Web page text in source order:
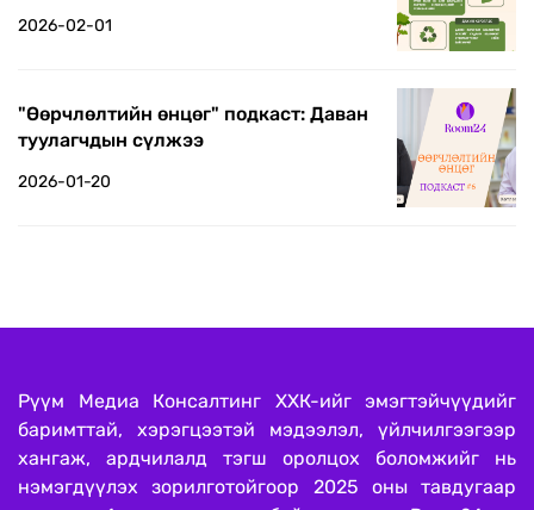
байна
2026-02-01
"Өөрчлөлтийн өнцөг" подкаст: Даван
туулагчдын сүлжээ
2026-01-20
Рүүм Медиа Консалтинг ХХК-ийг эмэгтэйчүүдийг
баримттай, хэрэгцээтэй мэдээлэл, үйлчилгээгээр
хангаж, ардчилалд тэгш оролцох боломжийг нь
нэмэгдүүлэх зорилготойгоор 2025 оны тавдугаар